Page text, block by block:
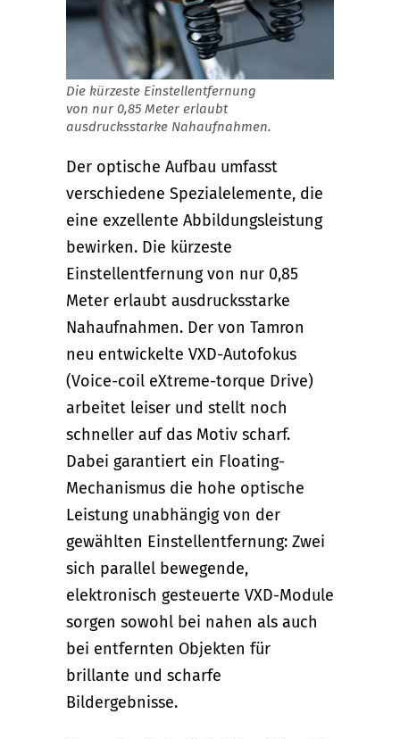
Die kürzeste Einstellentfernung
von nur 0,85 Meter erlaubt
ausdrucksstarke Nahaufnahmen.
Der optische Aufbau umfasst
verschiedene Spezialelemente, die
eine exzellente Abbildungsleistung
bewirken. Die kürzeste
Einstellentfernung von nur 0,85
Meter erlaubt ausdrucksstarke
Nahaufnahmen. Der von Tamron
neu entwickelte VXD-Autofokus
(Voice-coil eXtreme-torque Drive)
arbeitet leiser und stellt noch
schneller auf das Motiv scharf.
Dabei garantiert ein Floating-
Mechanismus die hohe optische
Leistung unabhängig von der
gewählten Einstellentfernung: Zwei
sich parallel bewegende,
elektronisch gesteuerte VXD-Module
sorgen sowohl bei nahen als auch
bei entfernten Objekten für
brillante und scharfe
Bildergebnisse.